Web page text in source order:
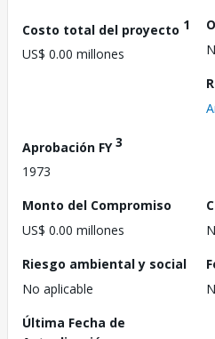
Costo total del proyecto 1
US$ 0.00 millones
Aprobación FY3
1973
Monto del Compromiso
US$ 0.00 millones
Riesgo ambiental y social
No aplicable
Última Fecha de